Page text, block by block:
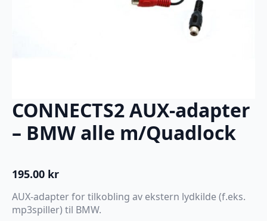
CONNECTS2 AUX-adapter
– BMW alle m/Quadlock
195.00 kr
AUX-adapter for tilkobling av ekstern lydkilde (f.eks.
mp3spiller) til BMW.